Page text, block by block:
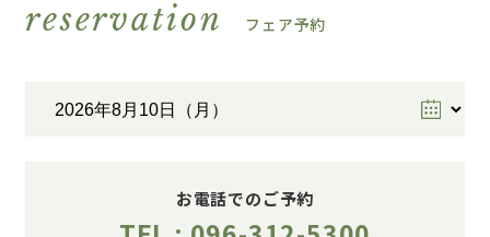
reservation フェア予約
お電話でのご予約